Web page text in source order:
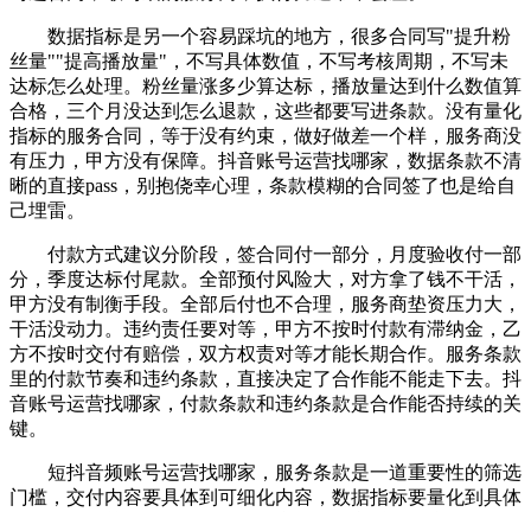
数据指标是另一个容易踩坑的地方，很多合同写"提升粉
丝量""提高播放量"，不写具体数值，不写考核周期，不写未
达标怎么处理。粉丝量涨多少算达标，播放量达到什么数值算
合格，三个月没达到怎么退款，这些都要写进条款。没有量化
指标的服务合同，等于没有约束，做好做差一个样，服务商没
有压力，甲方没有保障。抖音账号运营找哪家，数据条款不清
晰的直接pass，别抱侥幸心理，条款模糊的合同签了也是给自
己埋雷。
付款方式建议分阶段，签合同付一部分，月度验收付一部
分，季度达标付尾款。全部预付风险大，对方拿了钱不干活，
甲方没有制衡手段。全部后付也不合理，服务商垫资压力大，
干活没动力。违约责任要对等，甲方不按时付款有滞纳金，乙
方不按时交付有赔偿，双方权责对等才能长期合作。服务条款
里的付款节奏和违约条款，直接决定了合作能不能走下去。抖
音账号运营找哪家，付款条款和违约条款是合作能否持续的关
键。
短抖音频账号运营找哪家，服务条款是一道重要性的筛选
门槛，交付内容要具体到可细化内容，数据指标要量化到具体